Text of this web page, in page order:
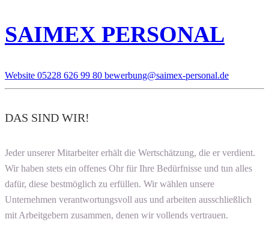
SAIMEX PERSONAL
Website 05228 626 99 80 bewerbung@saimex-personal.de
DAS SIND WIR!
Jeder unserer Mitarbeiter erhält die Wertschätzung, die er verdient.
Wir haben stets ein offenes Ohr für Ihre Bedürfnisse und tun alles
dafür, diese bestmöglich zu erfüllen. Wir wählen unsere
Unternehmen verantwortungsvoll aus und arbeiten ausschließlich
mit Arbeitgebern zusammen, denen wir vollends vertrauen.